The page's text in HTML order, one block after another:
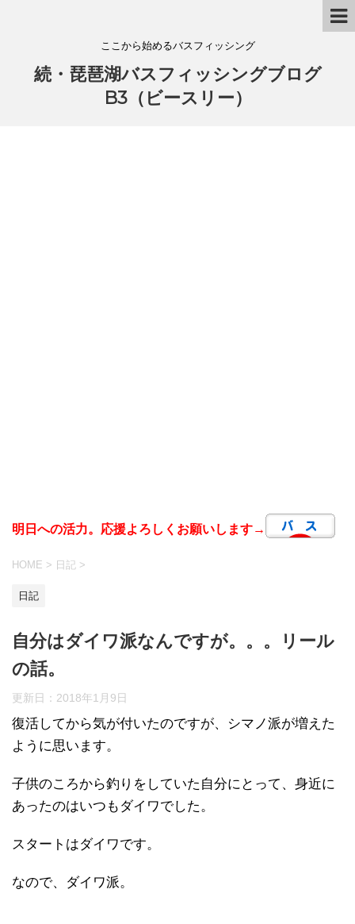
ここから始めるバスフィッシング
続・琵琶湖バスフィッシングブログ
B3（ビースリー）
明日への活力。応援よろしくお願いします→
HOME > 日記 >
日記
自分はダイワ派なんですが。。。リール
の話。
更新日： 2018年1月9日
復活してから気が付いたのですが、シマノ派が増えた
ように思います。
子供のころから釣りをしていた自分にとって、身近に
あったのはいつもダイワでした。
スタートはダイワです。
なので、ダイワ派。